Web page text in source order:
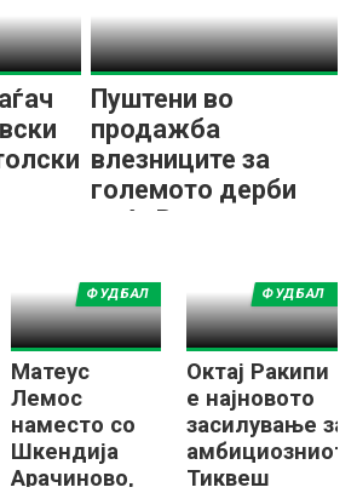
Пуштени во
продажба
влезниците за
големото дерби
меѓу Вардар и
Матеус
Лемос
наместо со
Шкендија
Арачиново,
ФУДБАЛ
Октај Ракипи
е најновото
засилување за
амбициозниот
Тиквеш
ФУДБАЛ